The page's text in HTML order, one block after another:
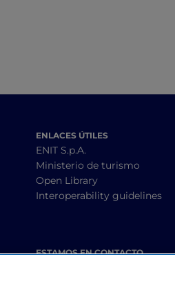
ENLACES ÚTILES
ENIT S.p.A.
Ministerio de turismo
Open Library
Interoperability guidelines
ESTAMOS EN CONTACTO